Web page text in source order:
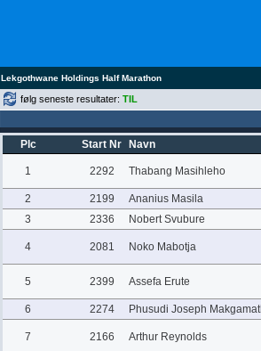
Lekgothwane Holdings Half Marathon
følg seneste resultater: TIL
Plc Start Nr Navn
1 2292 Thabang Masihleho
2 2199
Ananius Masila
3
2336 Nobert Svubure
4 2081 Noko Mabotja
5 2399 Assefa Erute
6 2274 Phusudi Joseph
7 2166 Arthur Reynolds